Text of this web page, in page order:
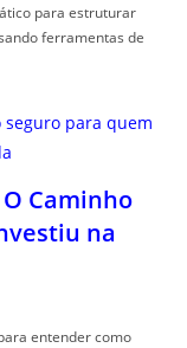
para estruturar
ferramentas de
Caminho
na
entender como